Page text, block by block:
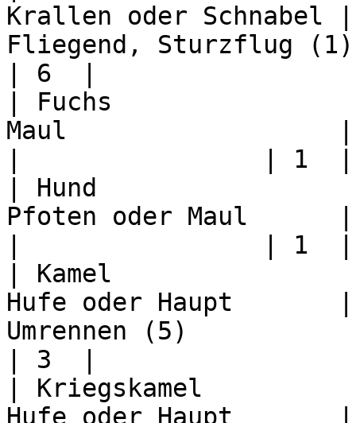
Krallen oder
Fliegend, Sturzflug
| 6  |
| Fuchs
Maul
|                | 1  |
| Hund
Pfoten oder Maul
|                | 1  |
| Kamel
Hufe oder Haupt
Umrennen (5)
| 3  |
| Kriegskamel
Hufe oder Haupt